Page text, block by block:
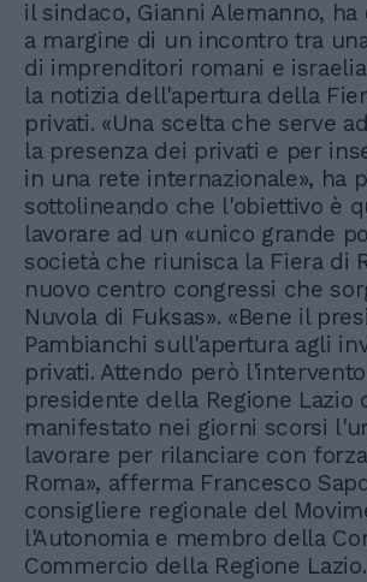
il sindaco, Gianni Alemanno,
a margine di un incontro tra
di imprenditori romani e
la notizia dell'apertura della
privati. «Una scelta che serve
la presenza dei privati e per
in una rete internazionale», ha
sottolineando che l'obiettivo è
lavorare ad un «unico grande
società che riunisca la Fiera di
nuovo centro congressi che
Nuvola di Fuksas». «Bene il
Pambianchi sull'apertura agli
privati. Attendo però
presidente della Regione Lazio
manifestato nei giorni scorsi
lavorare per rilanciare con
Roma», afferma Francesco
consigliere regionale del
l'Autonomia e membro della
Commercio della Regione Lazio.